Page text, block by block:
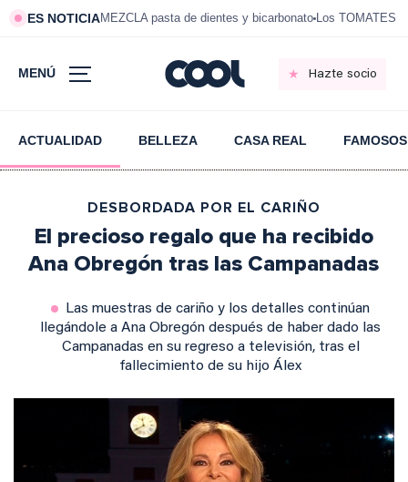
ES NOTICIAMEZCLA pasta de dientes y bicarbonato Los TOMATES
MENÚ Hazte socio
ACTUALIDAD BELLEZA CASA REAL FAMOSOS
DESBORDADA POR EL CARIÑO
El precioso regalo que ha recibido
Ana Obregón tras las Campanadas
Las muestras de cariño y los detalles continúan
llegándole a Ana Obregón después de haber dado las
Campanadas en su regreso a televisión, tras el
fallecimiento de su hijo Álex